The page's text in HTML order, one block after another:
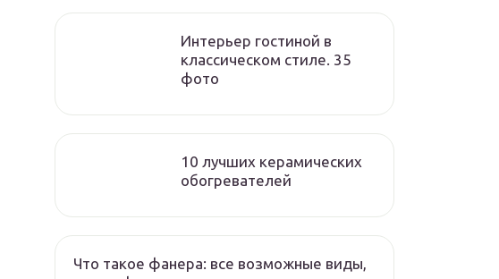
Интерьер гостиной в
классическом стиле. 35
фото
10 лучших керамических
обогревателей
Что такое фанера: все возможные виды,